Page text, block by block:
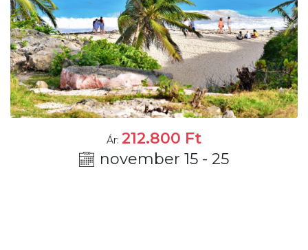
Ár: 212.800 Ft
november 15 - 25